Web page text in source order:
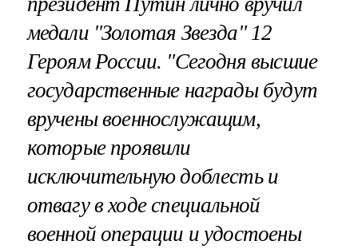
медали "Золотая Звезда" 12
Героям России. "Сегодня высшие
государственные награды будут
вручены военнослужащим,
которые проявили
исключительную доблесть и
отвагу в ходе специальной
военной операции и удостоены